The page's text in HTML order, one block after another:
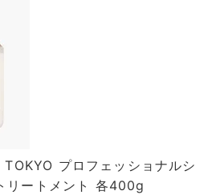
TOKYO プロフェッショナルシ
リートメント 各400g